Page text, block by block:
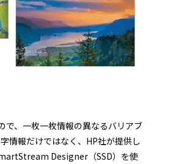
で、一枚一枚情報の異なるバリアブ
情報だけではなく、HP社が提供し
Designer（SSD）を使